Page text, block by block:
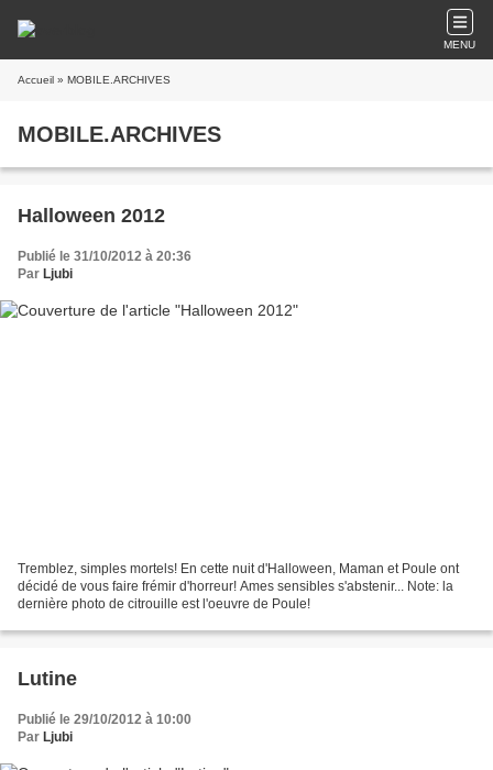
MENU
Accueil » MOBILE.ARCHIVES
MOBILE.ARCHIVES
Halloween 2012
Publié le 31/10/2012 à 20:36
Par Ljubi
Tremblez, simples mortels! En cette nuit d'Halloween, Maman et Poule ont
décidé de vous faire frémir d'horreur! Ames sensibles s'abstenir... Note: la
dernière photo de citrouille est l'oeuvre de Poule!
Lutine
Publié le 29/10/2012 à 10:00
Par Ljubi